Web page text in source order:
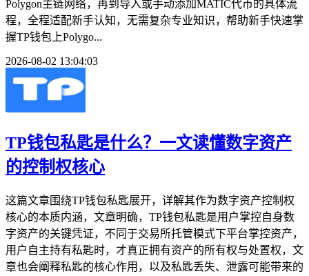
Polygon主链网络，再到导入或手动添加MATIC代币的具体流
程，全程适配新手认知，无需复杂专业知识，帮助新手快速掌
握TP钱包上Polygo...
2026-08-02 13:04:03
TP钱包私匙是什么？一文读懂数字资产
的控制权核心
这篇文章围绕TP钱包私匙展开，详解其作为数字资产控制权
核心的本质内涵，文章明确，TP钱包私匙是用户掌控自身数
字资产的关键凭证，不同于交易所托管模式下平台掌控资产，
用户自主持有私匙时，才真正拥有资产的所有权与处置权，文
章也会阐释私匙的核心作用，以及私匙丢失、泄露可能带来的